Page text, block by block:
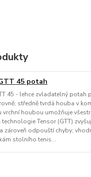
45 potah
45 - lehce zvladatelný potah
středně tvrdá houba v
vrchní houbou umožňuje
technologie Tensor (GTT)
zároveň odpouští chyby;
stolního tenis...